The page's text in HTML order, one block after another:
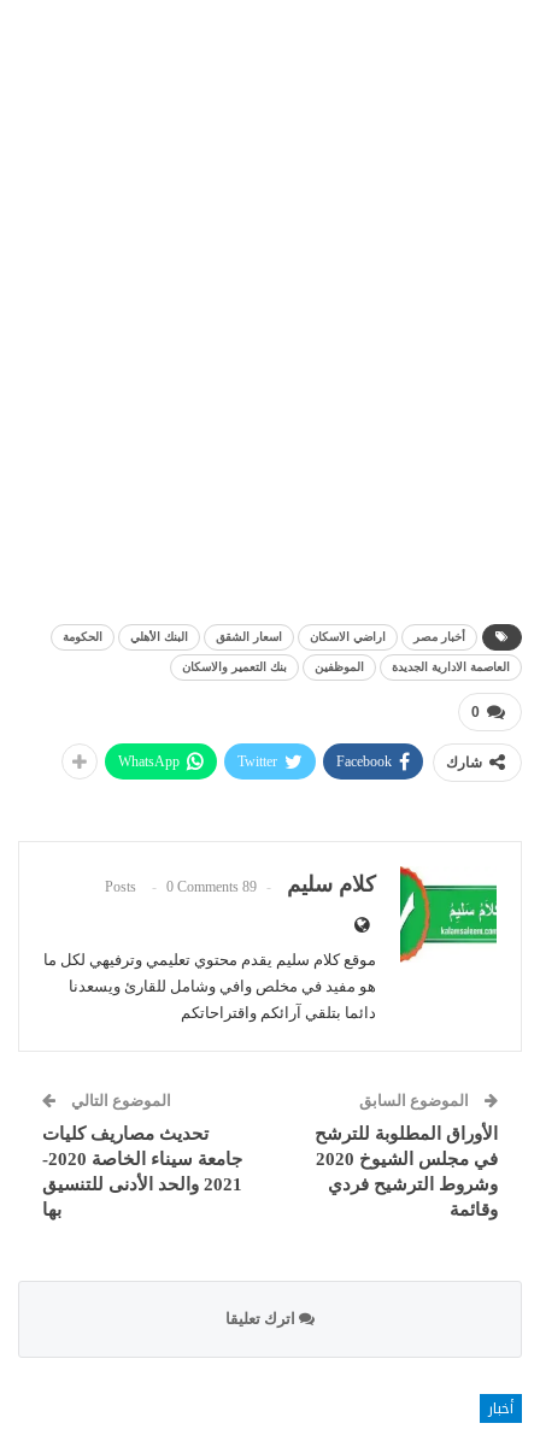
أخبار مصر اراضي الاسكان اسعار الشقق البنك الأهلي الحكومة
العاصمة الادارية الجديدة الموظفين بنك التعمير والاسكان
0
شارك Facebook
Twitter
WhatsApp
كلام سليم 89 Posts
0 Comments
موقع كلام سليم يقدم محتوي تعليمي وترفيهي لكل ما
هو مفيد في مخلص وافي وشامل للقارئ ويسعدنا
دائما بتلقي آرائكم واقتراحاتكم
الموضوع السابق
الأوراق المطلوبة للترشح
في مجلس الشيوخ 2020
وشروط الترشيح فردي
وقائمة
الموضوع التالي
تحديث مصاريف كليات
جامعة سيناء الخاصة 2020-
2021 والحد الأدنى للتنسيق
بها
اترك تعليقا
أخبار